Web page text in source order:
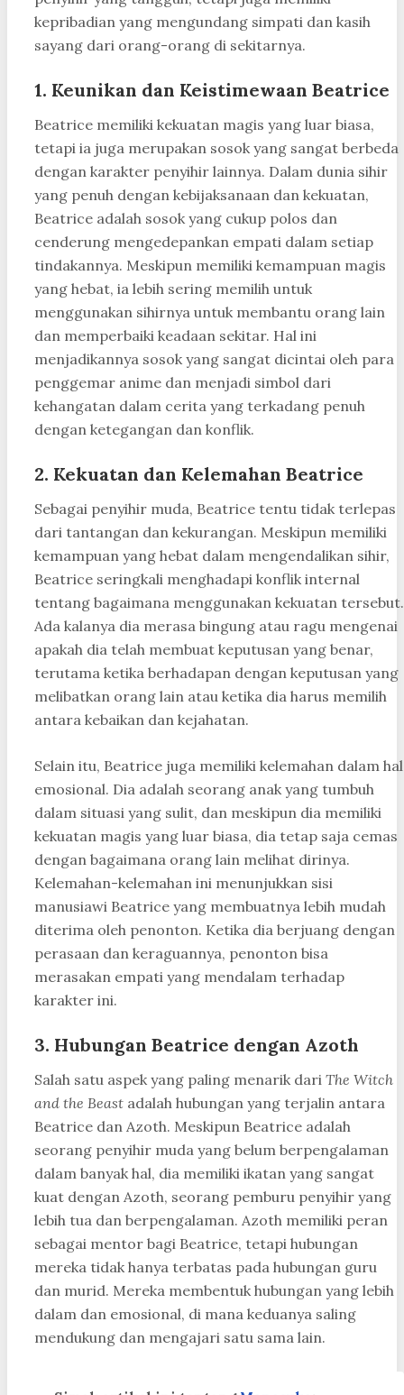
kepribadian yang mengundang simpati dan kasih
sayang dari orang-orang di sekitarnya.
1. Keunikan dan Keistimewaan Beatrice
Beatrice memiliki kekuatan magis yang luar biasa,
tetapi ia juga merupakan sosok yang sangat berbeda
dengan karakter penyihir lainnya. Dalam dunia sihir
yang penuh dengan kebijaksanaan dan kekuatan,
Beatrice adalah sosok yang cukup polos dan
cenderung mengedepankan empati dalam setiap
tindakannya. Meskipun memiliki kemampuan magis
yang hebat, ia lebih sering memilih untuk
menggunakan sihirnya untuk membantu orang lain
dan memperbaiki keadaan sekitar. Hal ini
menjadikannya sosok yang sangat dicintai oleh para
penggemar anime dan menjadi simbol dari
kehangatan dalam cerita yang terkadang penuh
dengan ketegangan dan konflik.
2. Kekuatan dan Kelemahan Beatrice
Sebagai penyihir muda, Beatrice tentu tidak terlepas
dari tantangan dan kekurangan. Meskipun memiliki
kemampuan yang hebat dalam mengendalikan sihir,
Beatrice seringkali menghadapi konflik internal
tentang bagaimana menggunakan kekuatan tersebut.
Ada kalanya dia merasa bingung atau ragu mengenai
apakah dia telah membuat keputusan yang benar,
terutama ketika berhadapan dengan keputusan yang
melibatkan orang lain atau ketika dia harus memilih
antara kebaikan dan kejahatan.
Selain itu, Beatrice juga memiliki kelemahan dalam hal
emosional. Dia adalah seorang anak yang tumbuh
dalam situasi yang sulit, dan meskipun dia memiliki
kekuatan magis yang luar biasa, dia tetap saja cemas
dengan bagaimana orang lain melihat dirinya.
Kelemahan-kelemahan ini menunjukkan sisi
manusiawi Beatrice yang membuatnya lebih mudah
diterima oleh penonton. Ketika dia berjuang dengan
perasaan dan keraguannya, penonton bisa
merasakan empati yang mendalam terhadap
karakter ini.
3. Hubungan Beatrice dengan Azoth
Salah satu aspek yang paling menarik dari The Witch
and the Beast adalah hubungan yang terjalin antara
Beatrice dan Azoth. Meskipun Beatrice adalah
seorang penyihir muda yang belum berpengalaman
dalam banyak hal, dia memiliki ikatan yang sangat
kuat dengan Azoth, seorang pemburu penyihir yang
lebih tua dan berpengalaman. Azoth memiliki peran
sebagai mentor bagi Beatrice, tetapi hubungan
mereka tidak hanya terbatas pada hubungan guru
dan murid. Mereka membentuk hubungan yang lebih
dalam dan emosional, di mana keduanya saling
mendukung dan mengajari satu sama lain.